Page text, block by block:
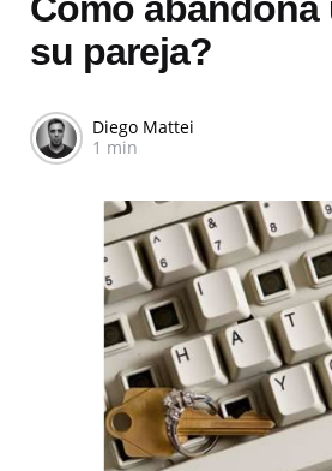
su pareja?
Diego Mattei
1 min